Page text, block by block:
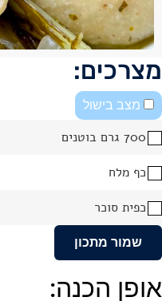
מצרכים:
מצב בישול
700 גרם בוטנים
כף מלח
כפית סוכר
שמור מתכון
אופן הכנה: